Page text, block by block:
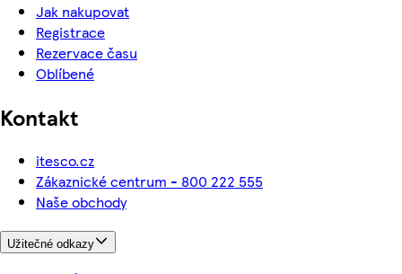
Jak nakupovat
Registrace
Rezervace času
Oblíbené
Kontakt
itesco.cz
Zákaznické centrum - 800 222 555
Naše obchody
Užitečné odkazy